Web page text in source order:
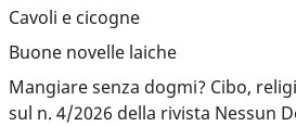
Cavoli e cicogne
Buone novelle laiche
Mangiare senza dogmi? Cibo,
sul n. 4/2026 della rivista Nessun